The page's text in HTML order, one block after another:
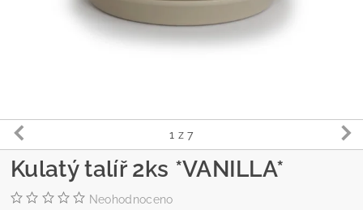
1 z 7
Kulatý talíř 2ks *VANILLA*
Neohodnoceno